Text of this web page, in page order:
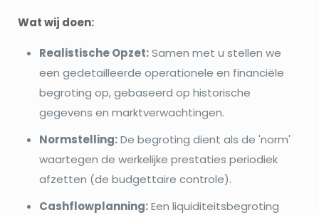
Wat wij doen:
Realistische Opzet:Samen met u stellen we
een gedetailleerde operationele en financiële
begroting op, gebaseerd op historische
gegevens en marktverwachtingen.
Normstelling:De begroting dient als de 'norm'
waartegen de werkelijke prestaties periodiek
afzetten (de budgettaire controle).
Cashflowplanning:Een liquiditeitsbegroting